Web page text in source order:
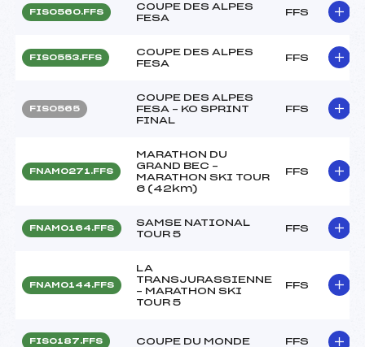
FIS0560.FFS
COUPE DES ALPES
FESA
FFS
FIS0553.FFS
COUPE DES ALPES
FESA
FFS
FIS0565
COUPE DES ALPES
FESA – KO SPRINT
FINAL
FFS
FNAM0271.FFS
MARATHON DU
GRAND BEC –
MARATHON SKI TOUR
6 (42km)
FFS
FNAM0164.FFS
SAMSE NATIONAL
TOUR 5
FFS
FNAM0144.FFS
LA
TRANSJURASSIENNE
– MARATHON SKI
TOUR 5
FFS
FIS0187.FFS COUPE DU MONDE FFS